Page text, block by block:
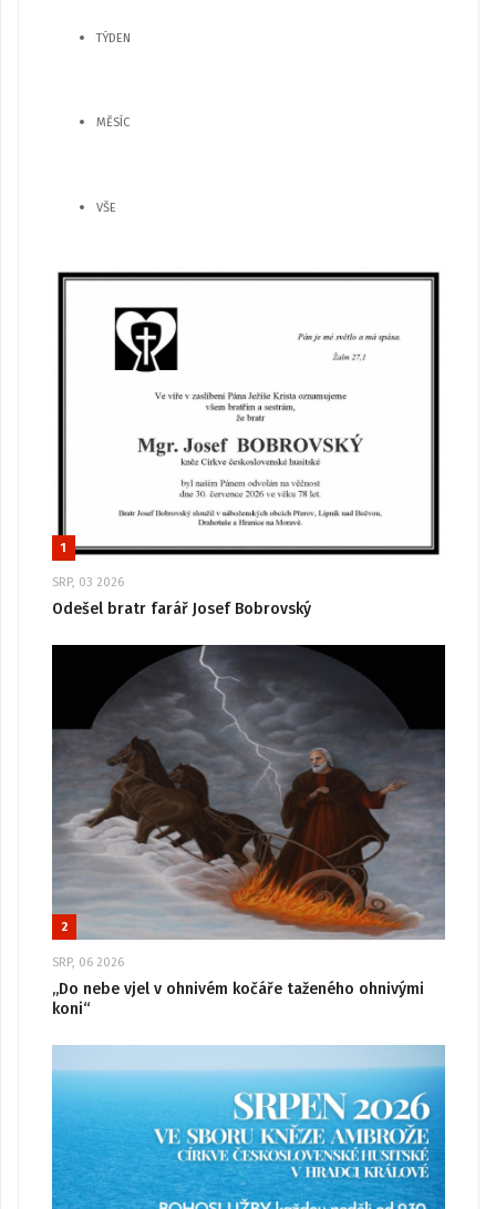
TÝDEN
MĚSÍC
VŠE
1
SRP, 03 2026
Odešel bratr farář Josef Bobrovský
2
SRP, 06 2026
„Do nebe vjel v ohnivém kočáře taženého ohnivými
koni“